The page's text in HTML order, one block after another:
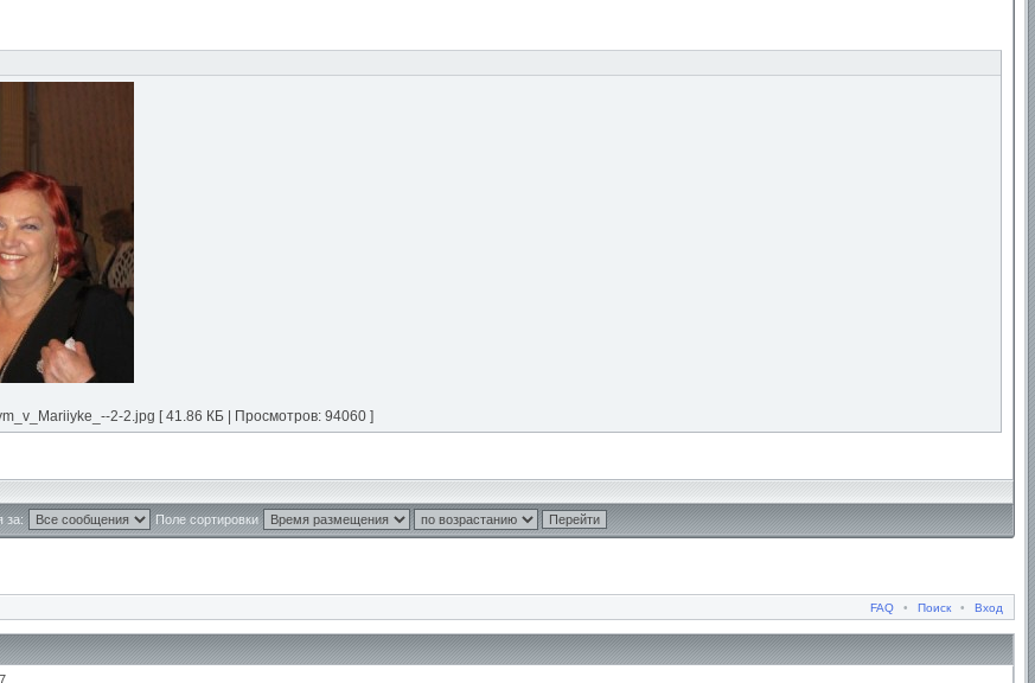
2-2.jpg [ 41.86 КБ | Просмотров: 94060 ]
за: Поле сортировки
FAQ • Поиск • Вход